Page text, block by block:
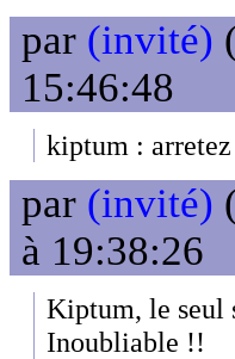
par (invité)
15:46:48
kiptum :
par (invité)
à 19:38:26
Kiptum, le seul
Inoubliable !!